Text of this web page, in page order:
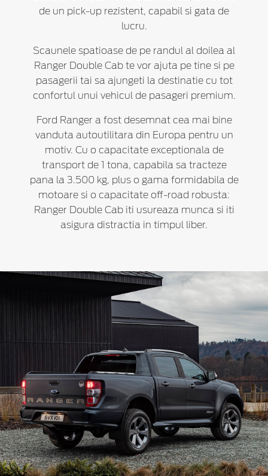
de un pick-up rezistent, capabil si gata de
lucru.
Scaunele spatioase de pe randul al doilea al
Ranger Double Cab te vor ajuta pe tine si pe
pasagerii tai sa ajungeti la destinatie cu tot
confortul unui vehicul de pasageri premium.
Ford Ranger a fost desemnat cea mai bine
vanduta autoutilitara din Europa pentru un
motiv. Cu o capacitate exceptionala de
transport de 1 tona, capabila sa tracteze
pana la 3.500 kg, plus o gama formidabila de
motoare si o capacitate off-road robusta:
Ranger Double Cab iti usureaza munca si iti
asigura distractia in timpul liber.